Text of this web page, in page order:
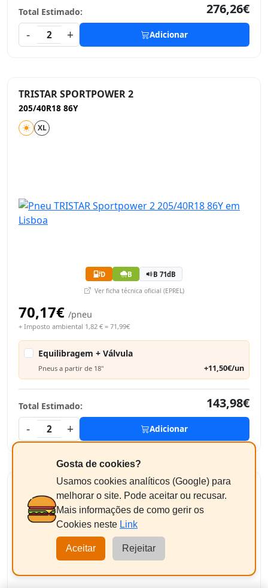
Total Estimado:
276,26€
-
2 + Adicionar
TRISTAR SPORTPOWER 2
205/40R18 86Y
XL
D B B 71dB
Ver ficha técnica oficial (EPREL)
70,17€ /pneu
+ Imposto ambiental 1,82 € = 71,99€
Equilibragem + Válvula
Pneus a partir de 18" +11,50€/un
Total Estimado:
143,98€
-
2 + Adicionar
YOKOHAMA BLUEARTH-GT AE51
205/40R18 86W
XL
Gosta de cookies?
Usamos cookies analíticos (Google) para
melhorar o site. Pode aceitar ou recusar.
Mais informações de como gerir os
Cookies neste Link
Aceitar Rejeitar